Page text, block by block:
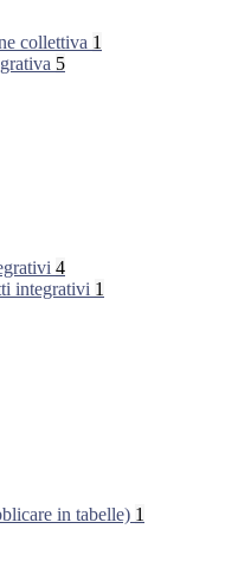
collettiva 1
5
4
integrativi 1
in tabelle) 1